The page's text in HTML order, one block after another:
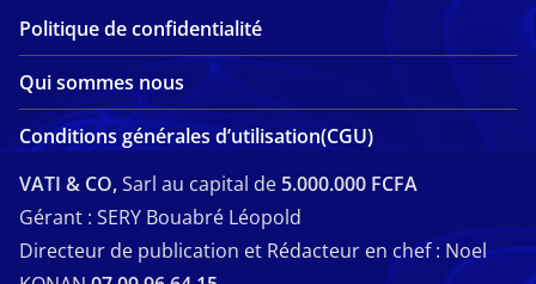
Politique de confidentialité
Qui sommes nous
Conditions générales d’utilisation(CGU)
VATI & CO,Sarl au capital de 5.000.000 FCFA
Gérant : SERY Bouabré Léopold
Directeur de publication et Rédacteur en chef : Noel